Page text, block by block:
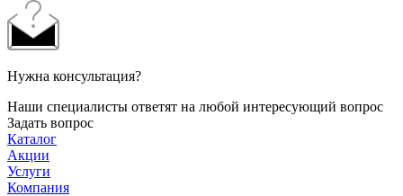
Нужна консультация?
Наши специалисты ответят на любой интересующий вопрос
Задать вопрос
Каталог
Акции
Услуги
Компания